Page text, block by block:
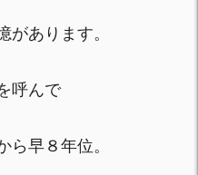
があります。
呼んで
ら早８年位。